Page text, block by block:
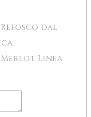
dal
Linea